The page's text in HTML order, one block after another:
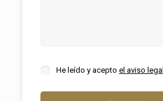
He leído y acepto el aviso legal